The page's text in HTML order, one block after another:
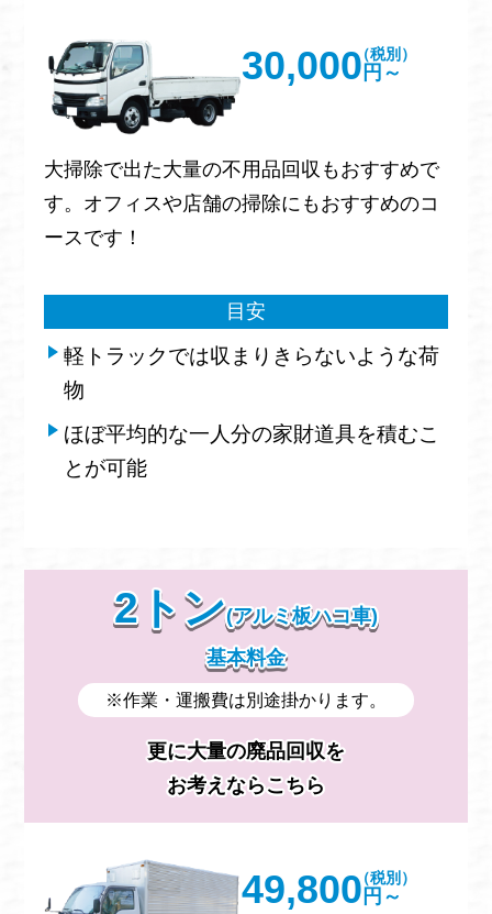
30,000 円～
（税別）
大掃除で出た大量の不用品回収もおすすめで
す。オフィスや店舗の掃除にもおすすめのコ
ースです！
目安
軽トラックでは収まりきらないような荷
物
ほぼ平均的な一人分の家財道具を積むこ
とが可能
2トン(アルミ板ハコ車)
基本料金
※作業・運搬費は別途掛かります。
更に大量の廃品回収を
お考えならこちら
49,800 円～
（税別）